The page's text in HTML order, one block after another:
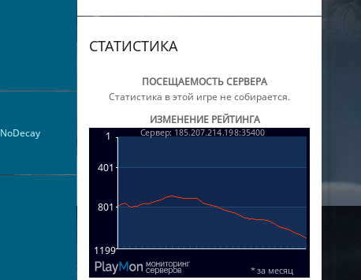
NoDecay
СТАТИСТИКА
ПОСЕЩАЕМОСТЬ СЕРВЕРА
Статистика в этой игре не собирается.
ИЗМЕНЕНИЕ РЕЙТИНГА